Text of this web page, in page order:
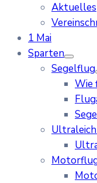
Aktuelles
1 Mai
Sparten
Segelflug
Wie